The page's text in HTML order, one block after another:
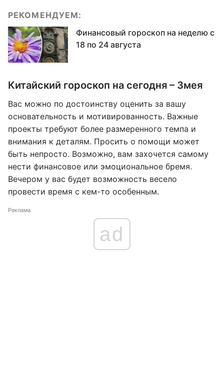
РЕКОМЕНДУЕМ:
Финансовый гороскоп на неделю с
18 по 24 августа
Китайский гороскоп на сегодня – Змея
Вас можно по достоинству оценить за вашу
основательность и мотивированность. Важные
проекты требуют более размеренного темпа и
внимания к деталям. Просить о помощи может
быть непросто. Возможно, вам захочется самому
нести финансовое или эмоциональное бремя.
Вечером у вас будет возможность весело
провести время с кем-то особенным.
Реклама
ad